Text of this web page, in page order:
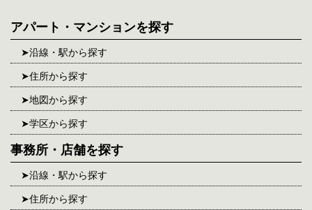
アパート・マンションを探す
沿線・駅から探す
住所から探す
地図から探す
学区から探す
事務所・店舗を探す
沿線・駅から探す
住所から探す